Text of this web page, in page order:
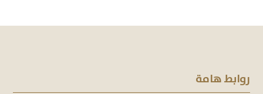
روابط هامة